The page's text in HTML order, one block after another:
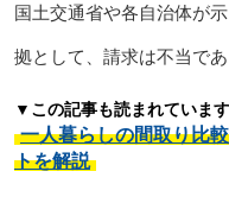
国土交通省や各自治体が
拠として、請求は不当で
▼この記事も読まれています
一人暮らしの間取り比
トを解説